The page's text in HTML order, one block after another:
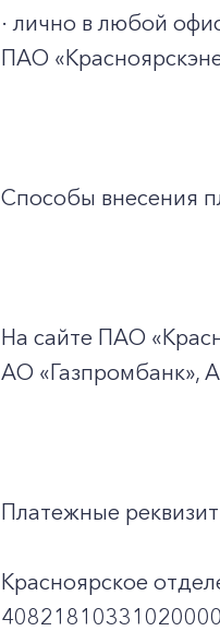
+7-
· лично в любой
ПАО
Способы внесения
На сайте ПАО
АО «Газпромбанк»,
Платежные
Красноярское